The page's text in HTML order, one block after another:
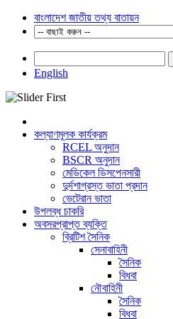
বাংলাদেশ জাতীয় তথ্য বাতায়ন
English
কল্যাণমূলক কার্যক্রম
RCEL অনুদান
BSCR অনুদান
মেডিকেল ডিসপেনসারী
দুর্দশাগ্রস্ত ভাতা প্রদান
ভেটেরান ভাতা
উপলব্ধ চাকরি
অবসরপ্রাপ্ত ব্যক্তি
ব্রিটিশ সৈনিক
সেনাবাহিনী
সৈনিক
বিধবা
নৌবাহিনী
সৈনিক
বিধবা